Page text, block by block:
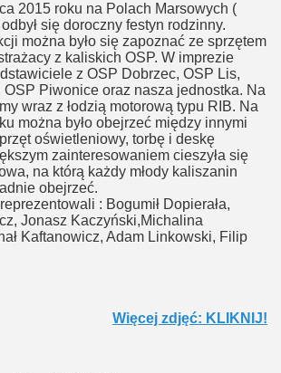
2015 roku na Polach Marsowych (
się doroczny festyn rodzinny.
można było się zapoznać ze sprzętem
z kaliskich OSP. W imprezie
z OSP Dobrzec, OSP Lis,
OSP Piwonice oraz nasza jednostka. Na
wraz z łodzią motorową typu RIB. Na
można było obejrzeć między innymi
oświetleniowy, torbę i deskę
zainteresowaniem cieszyła się
na którą każdy młody kaliszanin
obejrzeć.
: Bogumił Dopierała,
Jonasz Kaczyński,Michalina
Kaftanowicz, Adam Linkowski, Filip
Więcej zdjęć: KLIKNIJ!